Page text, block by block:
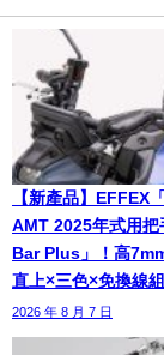
【新產品】EFFEX
AMT 2025年式用
Bar Plus」！高
直上×三色×免換線組
2026 年 8 月 7 日